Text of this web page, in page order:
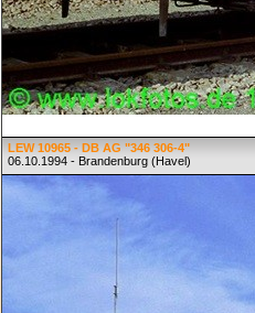
LEW 10965 - DB AG "346 306-4"
06.10.1994 - Brandenburg (Havel)